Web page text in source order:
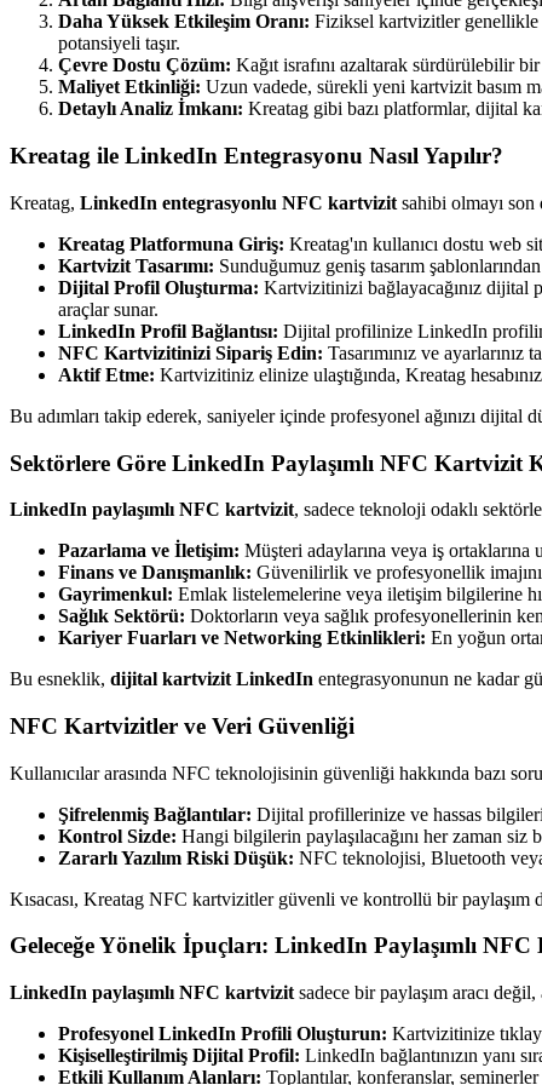
Daha Yüksek Etkileşim Oranı: Fiziksel kartvizitler genellikle
potansiyeli taşır.
Çevre Dostu Çözüm: Kağıt israfını azaltarak sürdürülebilir
Maliyet Etkinliği: Uzun vadede, sürekli yeni kartvizit basım
Detaylı Analiz İmkanı: Kreatag gibi bazı platformlar, dijital
Kreatag ile LinkedIn Entegrasyonu Nasıl Yapılır?
Kreatag, LinkedIn entegrasyonlu NFC kartvizit sahibi olmayı
Kreatag Platformuna Giriş: Kreatag'ın kullanıcı dostu web
Kartvizit Tasarımı: Sunduğumuz geniş tasarım
Dijital Profil Oluşturma: Kartvizitinizi bağlayacağınız dijital
araçlar sunar.
LinkedIn Profil Bağlantısı: Dijital profilinize LinkedIn
NFC Kartvizitinizi Sipariş Edin: Tasarımınız ve
Aktif Etme: Kartvizitiniz elinize ulaştığında, Kreatag
Bu adımları takip ederek, saniyeler içinde profesyonel ağınızı dijital
Sektörlere Göre LinkedIn Paylaşımlı NFC Kartvizit
LinkedIn paylaşımlı NFC kartvizit, sadece teknoloji odaklı
Pazarlama ve İletişim: Müşteri adaylarına veya iş ortaklarına
Finans ve Danışmanlık: Güvenilirlik ve profesyonellik
Gayrimenkul: Emlak listelemelerine veya iletişim bilgilerine
Sağlık Sektörü: Doktorların veya sağlık profesyonellerinin
Kariyer Fuarları ve Networking Etkinlikleri: En yoğun
Bu esneklik, dijital kartvizit LinkedIn entegrasyonunun ne kadar
NFC Kartvizitler ve Veri Güvenliği
Kullanıcılar arasında NFC teknolojisinin güvenliği hakkında bazı
Şifrelenmiş Bağlantılar: Dijital profillerinize ve hassas
Kontrol Sizde: Hangi bilgilerin paylaşılacağını her zaman
Zararlı Yazılım Riski Düşük: NFC teknolojisi, Bluetooth
Kısacası, Kreatag NFC kartvizitler güvenli ve kontrollü bir paylaşım
Geleceğe Yönelik İpuçları: LinkedIn Paylaşımlı
LinkedIn paylaşımlı NFC kartvizit sadece bir paylaşım aracı
Profesyonel LinkedIn Profili Oluşturun: Kartvizitinize
Kişiselleştirilmiş Dijital Profil: LinkedIn bağlantınızın yanı
Etkili Kullanım Alanları: Toplantılar, konferanslar,